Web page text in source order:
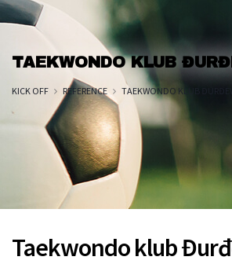
TAEKWONDO KLUB
KICK OFF REFERENCE TAEKWONDO KLUB
Taekwondo klub